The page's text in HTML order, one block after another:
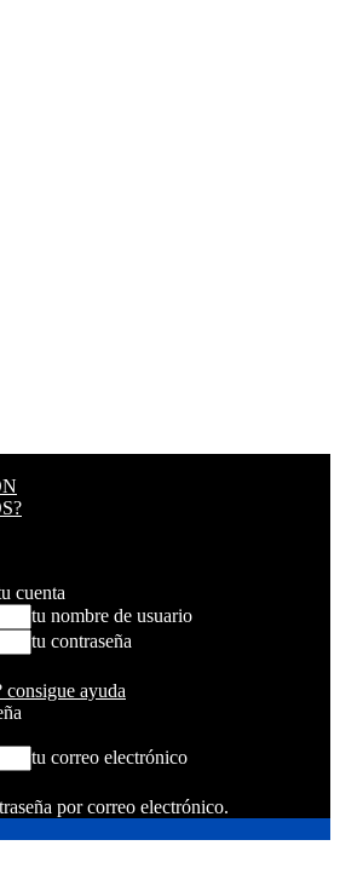
cuenta
tu nombre de usuario
tu contraseña
consigue ayuda
tu correo electrónico
por correo electrónico.